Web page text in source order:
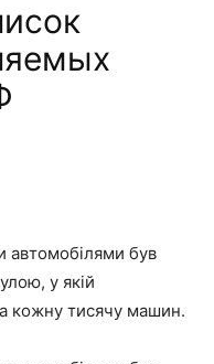
автомобілями був
у якій
кожну тисячу машин.